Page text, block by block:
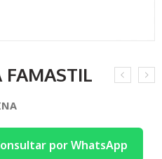
por WhatsApp